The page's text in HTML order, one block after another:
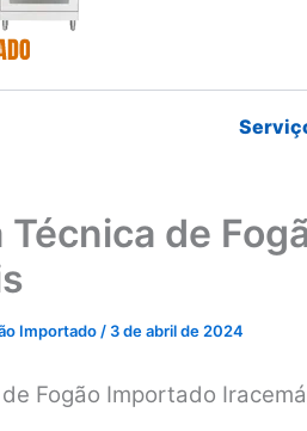
de
Importado / 3 de abril de 2024
Fogão Importado